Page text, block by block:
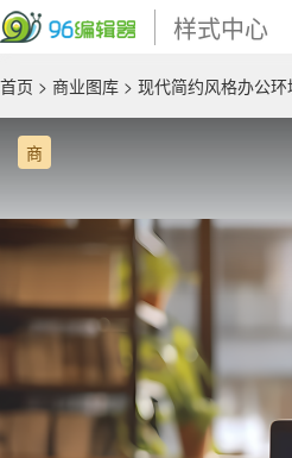
样式中心
首页 > 商业图库 > 现代简约风格办公环
商